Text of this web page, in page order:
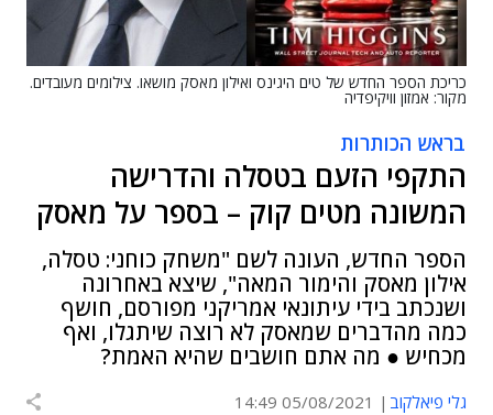
כריכת הספר החדש של טים היגינס ואילון מאסק מושאו. צילומים מעובדים.
מקור: אמזון וויקיפדיה
בראש הכותרות
התקפי הזעם בטסלה והדרישה
המשונה מטים קוק – בספר על מאסק
הספר החדש, העונה לשם "משחק כוחני: טסלה,
אילון מאסק והימור המאה", שיצא באחרונה
ושנכתב בידי עיתונאי אמריקני מפורסם, חושף
כמה מהדברים שמאסק לא רוצה שיתגלו, ואף
מכחיש ● מה אתם חושבים שהיא האמת?
גלי פיאלקוב 05/08/2021 14:49